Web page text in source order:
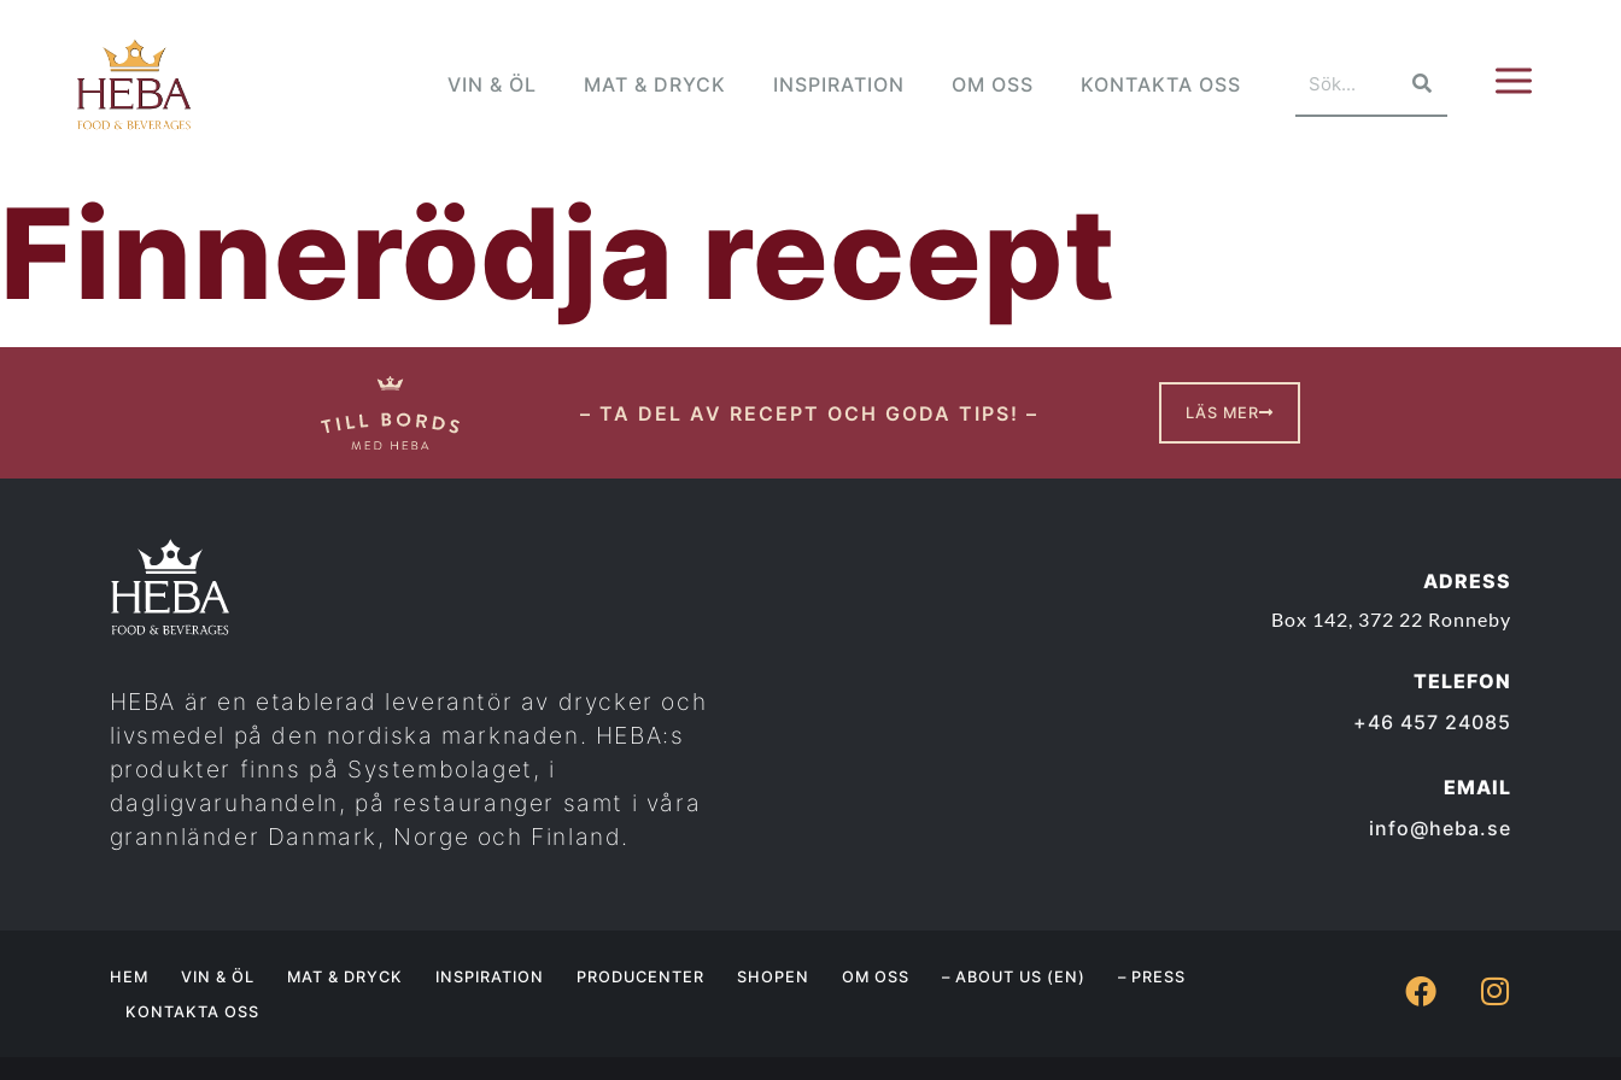
VIN & ÖL MAT & DRYCK INSPIRATION OM OSS KONTAKTA OSS
Finnerödja recept
– TA DEL AV RECEPT OCH GODA TIPS! – LÄS MER
HEBA är en etablerad leverantör av drycker och
livsmedel på den nordiska marknaden. HEBA:s
produkter finns på Systembolaget, i
dagligvaruhandeln, på restauranger samt i våra
grannländer Danmark, Norge och Finland.
ADRESS
Box 142, 372 22 Ronneby
TELEFON
+46 457 24085
EMAIL
info@heba.se
HEM VIN & ÖL MAT & DRYCK INSPIRATION PRODUCENTER SHOPEN OM OSS – ABOUT US (EN)
– PRESS
KONTAKTA OSS